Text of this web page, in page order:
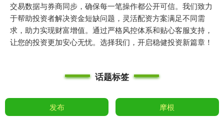
交易数据与券商同步，确保每一笔操作都公开可信。我们致力
于帮助投资者解决资金短缺问题，灵活配资方案满足不同需
求，助力实现财富增值。通过严格风控体系和贴心客服支持，
让您的投资更加安心无忧。选择我们，开启稳健投资新篇章！
话题标签
发布 摩根